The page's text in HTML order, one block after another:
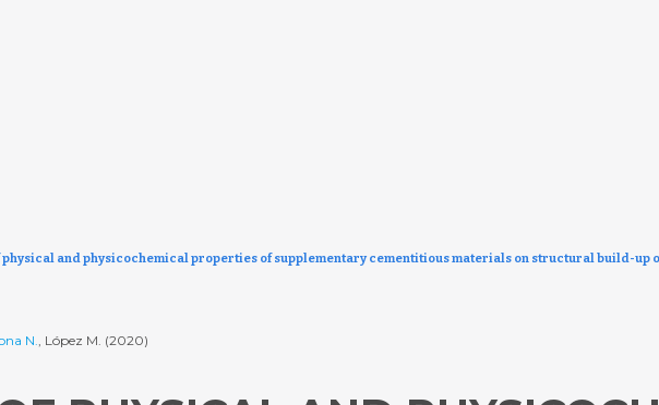
physical and physicochemical properties of supplementary cementitious materials on structural build-up
N., López M. (2020)